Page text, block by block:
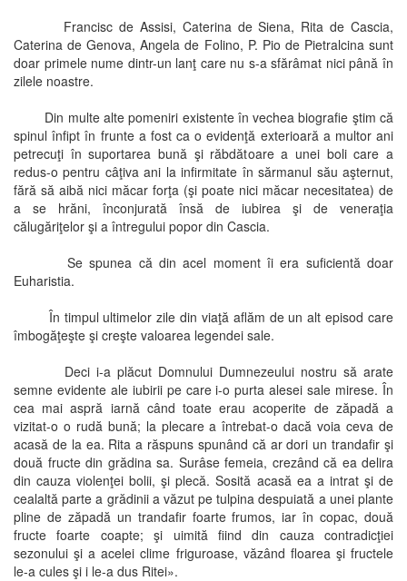
Francisc de Assisi, Caterina de Siena, Rita de Cascia,
Caterina de Genova, Angela de Folino, P. Pio de Pietralcina sunt
doar primele nume dintr-un lanţ care nu s-a sfărâmat nici până în
zilele noastre.
Din multe alte pomeniri existente în vechea biografie ştim că
spinul înfipt în frunte a fost ca o evidenţă exterioară a multor ani
petrecuţi în suportarea bună şi răbdătoare a unei boli care a
redus-o pentru câţiva ani la infirmitate în sărmanul său aşternut,
fără să aibă nici măcar forţa (şi poate nici măcar necesitatea) de
a se hrăni, înconjurată însă de iubirea şi de veneraţia
călugăriţelor şi a întregului popor din Cascia.
Se spunea că din acel moment îi era suficientă doar
Euharistia.
În timpul ultimelor zile din viaţă aflăm de un alt episod care
îmbogăţeşte şi creşte valoarea legendei sale.
Deci i-a plăcut Domnului Dumnezeului nostru să arate
semne evidente ale iubirii pe care i-o purta alesei sale mirese. În
cea mai aspră iarnă când toate erau acoperite de zăpadă a
vizitat-o o rudă bună; la plecare a întrebat-o dacă voia ceva de
acasă de la ea. Rita a răspuns spunând că ar dori un trandafir şi
două fructe din grădina sa. Surâse femeia, crezând că ea delira
din cauza violenţei bolii, şi plecă. Sosită acasă ea a intrat şi de
cealaltă parte a grădinii a văzut pe tulpina despuiată a unei plante
pline de zăpadă un trandafir foarte frumos, iar în copac, două
fructe foarte coapte; şi uimită fiind din cauza contradicţiei
sezonului şi a acelei clime friguroase, văzând floarea şi fructele
le-a cules şi i le-a dus Ritei».